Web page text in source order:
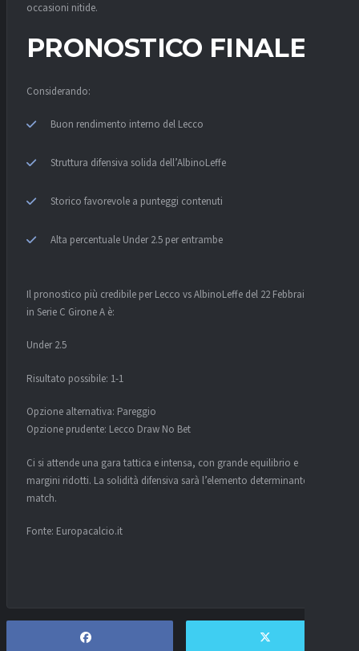
occasioni nitide.
PRONOSTICO FINALE
Considerando:
Buon rendimento interno del Lecco
Struttura difensiva solida dell’AlbinoLeffe
Storico favorevole a punteggi contenuti
Alta percentuale Under 2.5 per entrambe
Il pronostico più credibile per Lecco vs AlbinoLeffe del 22 Febbraio 2026
in Serie C Girone A è:
Under 2.5
Risultato possibile: 1-1
Opzione alternativa: Pareggio
Opzione prudente: Lecco Draw No Bet
Ci si attende una gara tattica e intensa, con grande equilibrio e
margini ridotti. La solidità difensiva sarà l’elemento determinante del
match.
Fonte: Europacalcio.it